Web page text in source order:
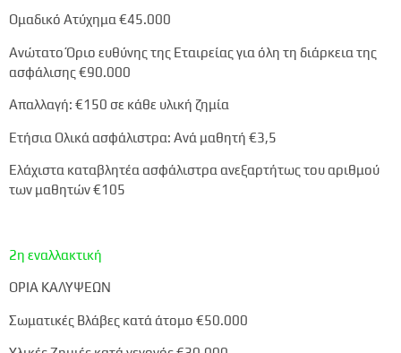
Ομαδικό Ατύχημα €45.000
Ανώτατο Όριο ευθύνης της Εταιρείας για όλη τη διάρκεια της
ασφάλισης€90.000
Απαλλαγή: €150 σε κάθε υλική ζημία
Ετήσια Ολικά ασφάλιστρα: Ανά μαθητή €3,5
Ελάχιστα καταβλητέα ασφάλιστρα ανεξαρτήτως του αριθμού
των μαθητών€105
2η εναλλακτική
ΟΡΙΑ ΚΑΛΥΨΕΩΝ
Σωματικές Βλάβες κατά άτομο €50.000